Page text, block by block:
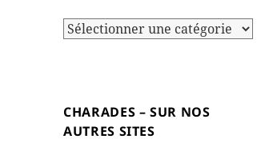
Table
CHARADES – SUR NOS
AUTRES SITES